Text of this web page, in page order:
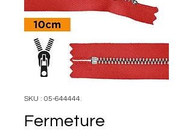
SKU : 05-644444.
Fermeture